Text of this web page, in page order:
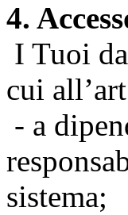
4.
I Tuoi
cui
- a
sistema;